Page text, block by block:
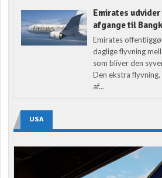
Emirates
afgange til
Emirates
daglige flyvning
som bliver den
Den ekstra
af...
USA